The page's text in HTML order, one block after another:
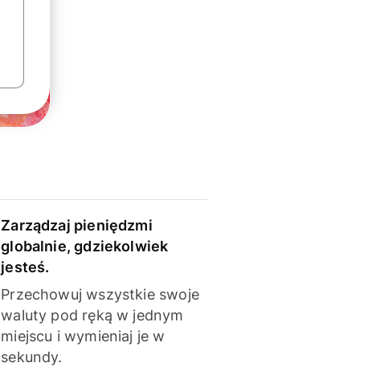
Zarządzaj pieniędzmi
globalnie, gdziekolwiek
jesteś.
Przechowuj wszystkie swoje
waluty pod ręką w jednym
miejscu i wymieniaj je w
sekundy.